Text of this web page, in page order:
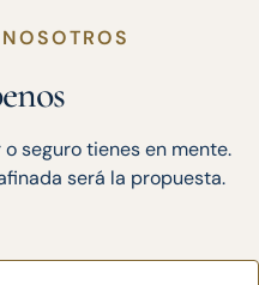
seguro tienes en mente.
será la propuesta.